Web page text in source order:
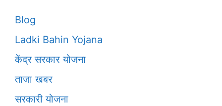
Blog
Ladki Bahin Yojana
केंद्र सरकार योजना
ताजा खबर
सरकारी योजना